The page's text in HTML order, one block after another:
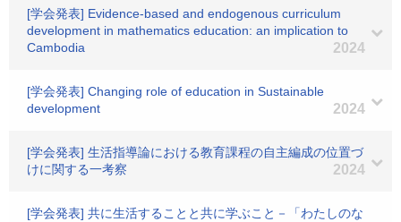
[学会発表] Evidence-based and endogenous curriculum
development in mathematics education: an implication to
Cambodia
2024
[学会発表] Changing role of education in Sustainable
development
2024
[学会発表] 生活指導論における教育課程の自主編成の位置づ
けに関する一考察
2024
[学会発表] 共に生活することと共に学ぶこと－「わたしのな